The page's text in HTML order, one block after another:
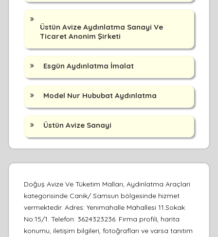
Üstün Avize Aydınlatma Sanayi Ve
Ticaret Anonim Şirketi
Esgün Aydınlatma İmalat
Model Nur Hububat Aydınlatma
Üstün Avize Sanayi
Doğuş Avize Ve Tüketim Malları, Aydinlatma Araçlari
kategorisinde Canik/ Samsun bölgesinde hizmet
vermektedir. Adres: Yenimahalle Mahallesi 11.Sokak
No:15/1. Telefon: 3624323236. Firma profili, harita
konumu, iletişim bilgileri, fotoğrafları ve varsa tanıtım